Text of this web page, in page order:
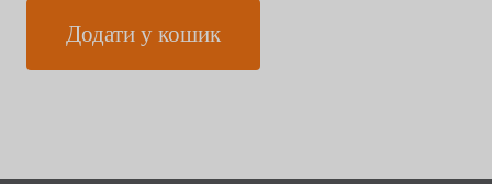
Додати у кошик